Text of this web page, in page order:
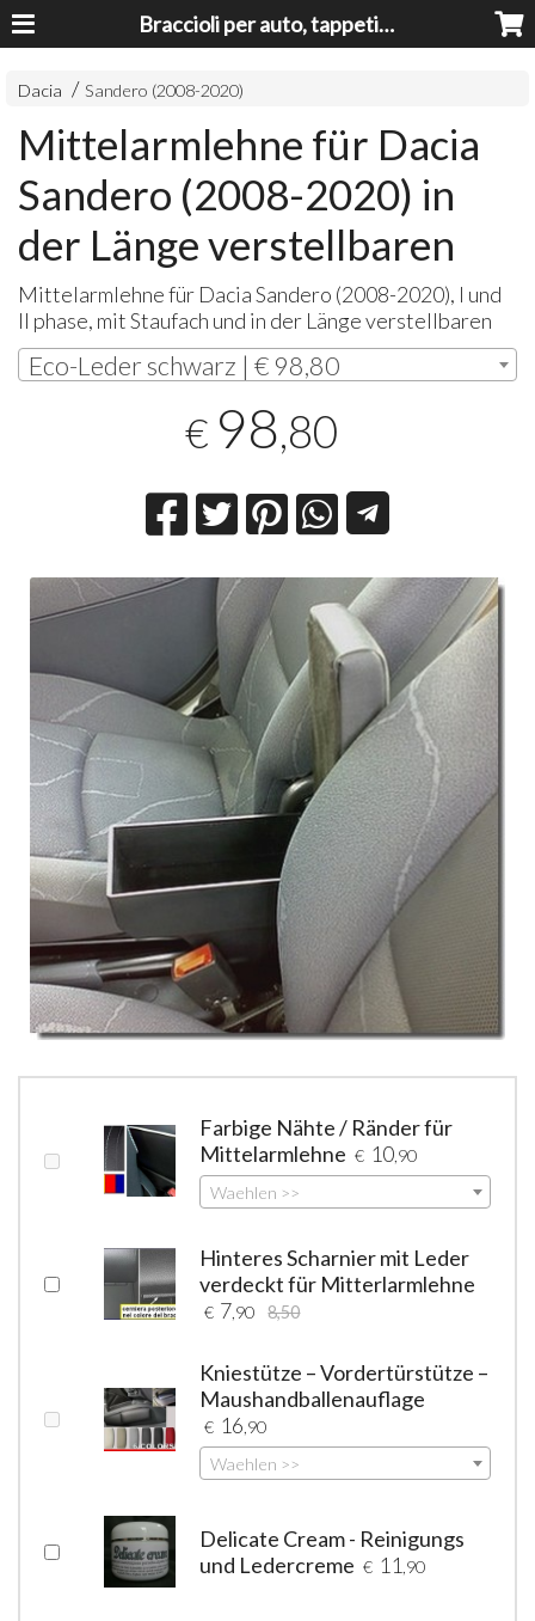
Braccioli per auto, tappeti auto, accessori auto MADE IN ITALY - Armrests, Mittelarmlehnen, Accoundoirs
Dacia Sandero (2008-2020)
Mittelarmlehne für Dacia
Sandero (2008-2020) in
der Länge verstellbaren
Mittelarmlehne für Dacia Sandero (2008-2020), I und
II phase, mit Staufach und in der Länge verstellbaren
Eco-Leder schwarz | € 98,80
€ 98,80
Farbige Nähte / Ränder für
Mittelarmlehne € 10 ,90
Waehlen >>
Hinteres Scharnier mit Leder
verdeckt für Mitterlarmlehne
€ 7 ,90 8,50
Kniestütze – Vordertürstütze –
Maushandballenauflage
€ 16 ,90
Waehlen >>
Delicate Cream - Reinigungs
und Ledercreme € 11 ,90